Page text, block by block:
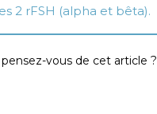
2 rFSH (alpha et bêta).
vous de cet article ?